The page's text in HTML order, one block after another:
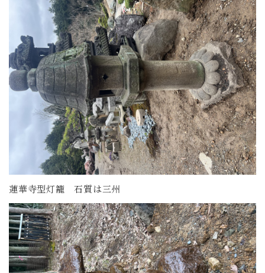
蓮華寺型灯籠 石質は三州